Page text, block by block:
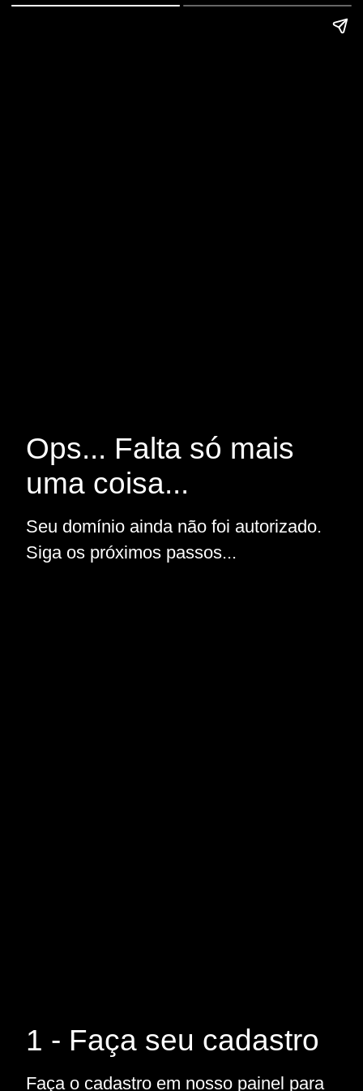
Ops... Falta só mais
uma coisa...
Seu domínio ainda não foi autorizado.
Siga os próximos passos...
1 - Faça seu cadastro
Faça o cadastro em nosso painel para